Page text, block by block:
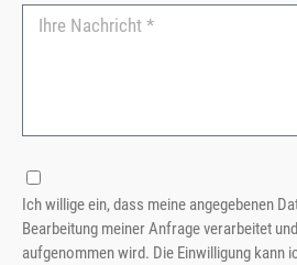
Ich willige ein, dass meine angegebenen
Bearbeitung meiner Anfrage verarbeitet
aufgenommen wird. Die Einwilligung kann